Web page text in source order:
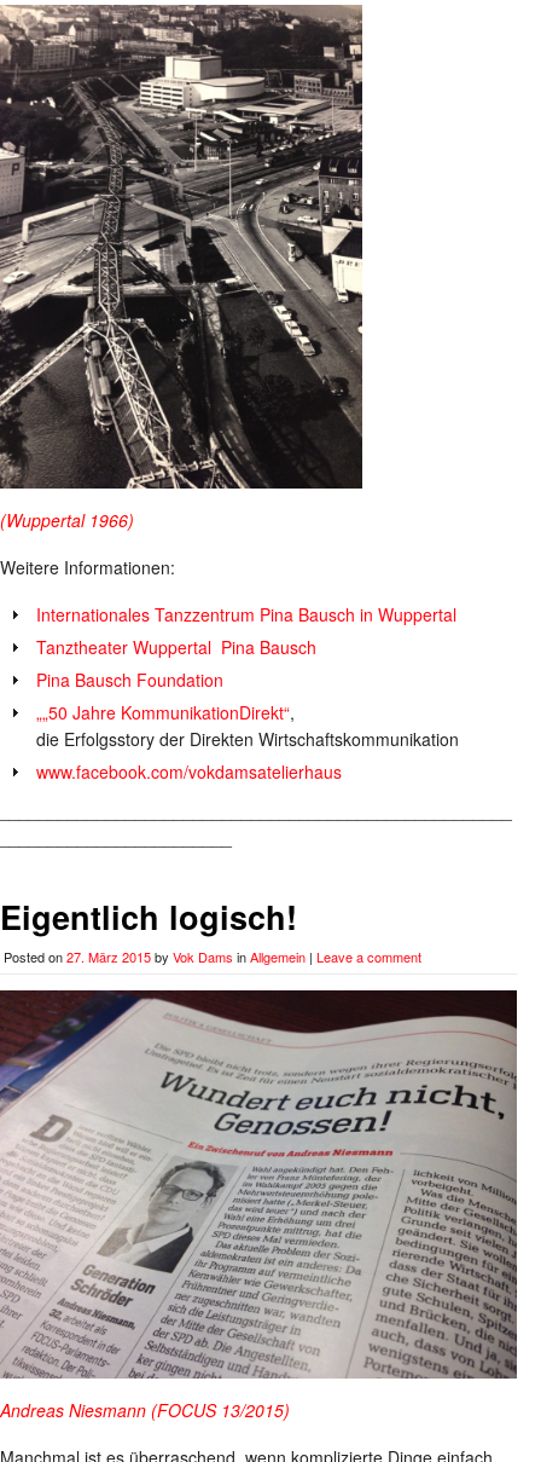
(Wuppertal 1966)
Weitere Informationen:
Internationales Tanzzentrum Pina Bausch in Wuppertal
Tanztheater Wuppertal Pina Bausch
Pina Bausch Foundation
„„50 Jahre KommunikationDirekt“,
die Erfolgsstory der Direkten Wirtschaftskommunikation
www.facebook.com/vokdamsatelierhaus
Eigentlich logisch!
Posted on27. März 2015by Vok Dams inAllgemein | Leave a comment
Andreas Niesmann (FOCUS 13/2015)
Manchmal ist es überraschend, wenn komplizierte Dinge einfach